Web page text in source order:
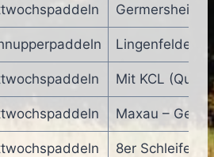
Germersheim
Lingenfelder
Mit KCL
Maxau –
8er Schleife